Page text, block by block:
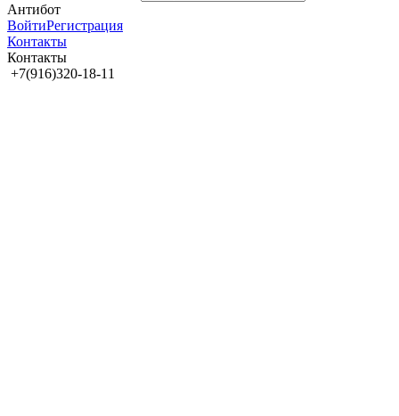
Антибот
ВойтиРегистрация
Контакты
Контакты
+7(916)320-18-11